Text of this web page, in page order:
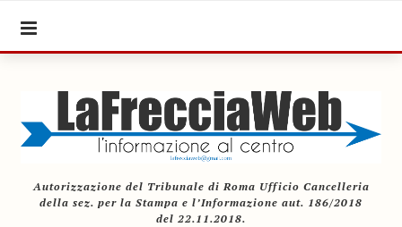
Autorizzazione del Tribunale di Roma Ufficio Cancelleria
della sez. per la Stampa e l’Informazione aut. 186/2018
del 22.11.2018.